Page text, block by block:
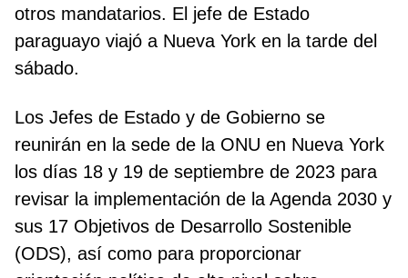
otros mandatarios. El jefe de Estado
paraguayo viajó a Nueva York en la tarde del
sábado.
Los Jefes de Estado y de Gobierno se
reunirán en la sede de la ONU en Nueva York
los días 18 y 19 de septiembre de 2023 para
revisar la implementación de la Agenda 2030 y
sus 17 Objetivos de Desarrollo Sostenible
(ODS), así como para proporcionar